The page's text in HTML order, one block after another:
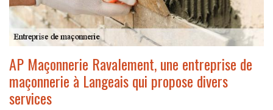
AP Maçonnerie Ravalement, une entreprise de
maçonnerie à Langeais qui propose divers
services